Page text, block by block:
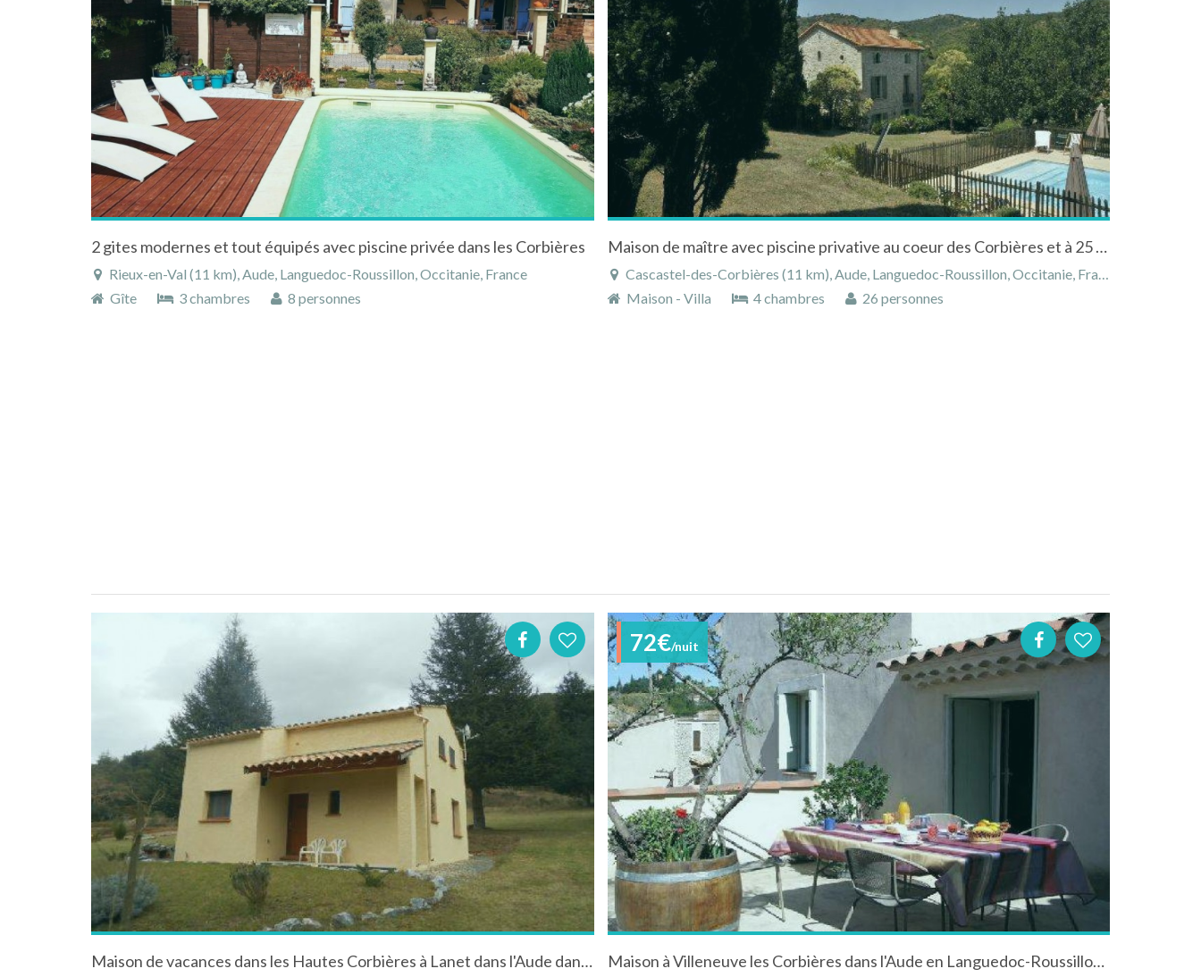
2 gites modernes et tout équipés avec piscine privée dans les Corbières
Rieux-en-Val (11 km), Aude, Languedoc-Roussillon, Occitanie, France
Gîte
3 chambres 8 personnes
Maison de maître avec piscine privative au coeur des Corbières et à 25 km de la Méditerranée
Cascastel-des-Corbières (11 km), Aude, Languedoc-Roussillon, Occitanie, France
Maison - Villa
4 chambres 26 personnes
Maison de vacances dans les Hautes Corbières à Lanet dans l'Aude dans le Languedoc-Roussillon
72€/nuit
Maison à Villeneuve les Corbières dans l'Aude en Languedoc-Roussillon avec vue sur les montagnes